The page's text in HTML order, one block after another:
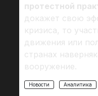
протестной
докажет свою
кризиса, то
движения или
странах
вооружение.
Новости Аналитика